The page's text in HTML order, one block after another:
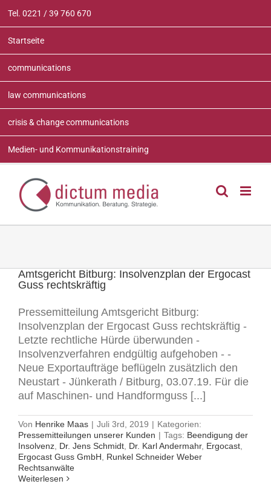
Inhalt
springen
Tel. 0221 / 39 760 670
Startseite
communications
law communications
crisis & change communications
Medien- und Kommunikationstraining
Amtsgericht Bitburg: Insolvenzplan der Ergocast
Guss rechtskräftig
Pressemitteilung Amtsgericht Bitburg:
Insolvenzplan der Ergocast Guss rechtskräftig -
Letzte rechtliche Hürde überwunden -
Insolvenzverfahren endgültig aufgehoben - -
Neue Exportaufträge beflügeln zusätzlich den
Neustart - Jünkerath / Bitburg, 03.07.19. Für die
auf Maschinen- und Handformguss [...]
Von Henrike Maas | Juli 3rd, 2019 | Kategorien:
Pressemitteilungen unserer Kunden | Tags: Beendigung der
Insolvenz Dr. Jens Schmidt Dr. Karl Andermahr, Ergocast
Ergocast Guss GmbH
Runkel Schneider Weber
Rechtsanwälte
Weiterlesen